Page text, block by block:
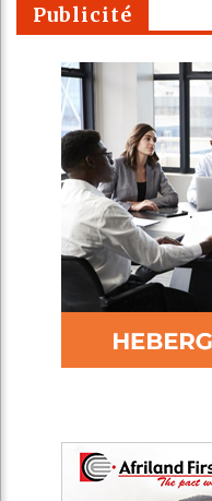
Publicité